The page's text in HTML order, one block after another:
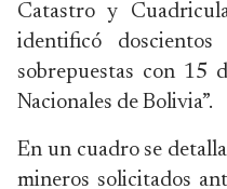
Catastro y
identificó doscientos
sobrepuestas con 15
Nacionales de Bolivia”.
En un cuadro se
mineros solicitados